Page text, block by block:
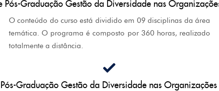
Pós-Graduação Gestão da Diversidade nas
O conteúdo do curso está dividido em 09 disciplinas da área
temática. O programa é composto por 360 horas, realizado
totalmente a distância.
Graduação Gestão da Diversidade nas